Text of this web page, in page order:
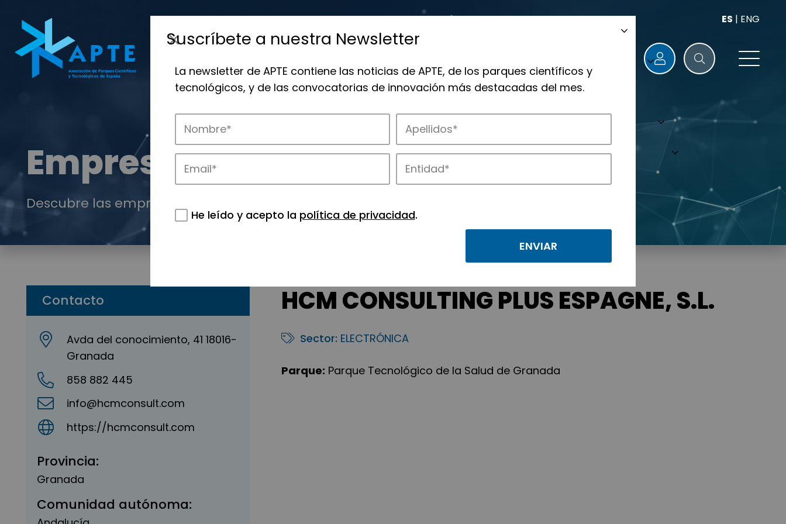
ES | ENG
Empresas
Descubre las empresas que impulsan la innovación en los parques de APTE.
Contacto
Avda del conocimiento, 41 18016-
Granada
858 882 445
info@hcmconsult.com
https://hcmconsult.com
Provincia:
Granada
Comunidad autónoma:
HCM CONSULTING PLUS ESPAGNE, S.L.
Sector: ELECTRÓNICA
Parque: Parque Tecnológico de la Salud de Granada
Suscríbete a nuestra Newsletter
La newsletter de APTE contiene las noticias de APTE, de los parques científicos y
tecnológicos, y de las convocatorias de innovación más destacadas del mes.
He leído y acepto la política de privacidad.